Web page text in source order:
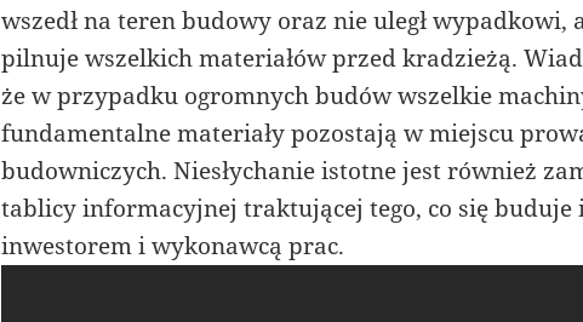
wszedł na teren budowy oraz nie uległ wypadkowi,
pilnuje wszelkich materiałów przed kradzieżą.
że w przypadku ogromnych budów wszelkie
fundamentalne materiały pozostają w miejscu
budowniczych. Niesłychanie istotne jest również
tablicy informacyjnej traktującej tego, co się buduje
inwestorem i wykonawcą prac.